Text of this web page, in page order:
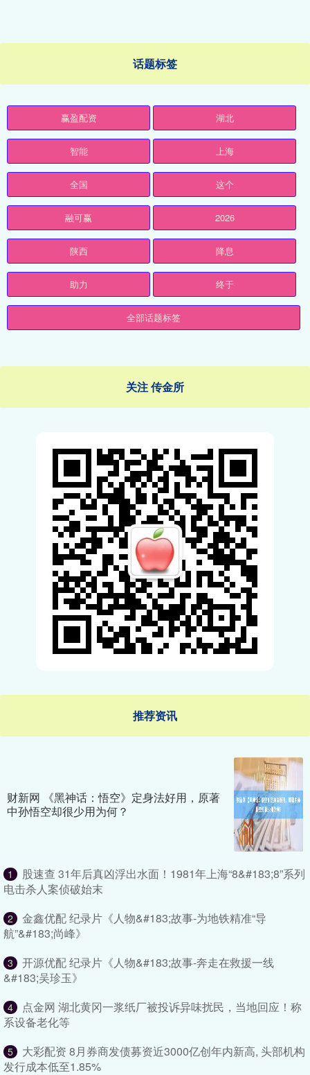
话题标签
赢盈配资 湖北
智能 上海
全国 这个
融可赢 2026
陕西 降息
助力 终于
全部话题标签
关注 传金所
推荐资讯
财新网 《黑神话：悟空》定身法好用，原著
中孙悟空却很少用为何？
1
股速查 31年后真凶浮出水面！1981年上海“8&#183;8”系列
电击杀人案侦破始末
2
金鑫优配 纪录片《人物&#183;故事-为地铁精准“导
航”&#183;尚峰》
3
开源优配 纪录片《人物&#183;故事-奔走在救援一线
&#183;吴珍玉》
4
点金网 湖北黄冈一浆纸厂被投诉异味扰民，当地回应！称
系设备老化等
5
大彩配资 8月券商发债募资近3000亿创年内新高, 头部机构
发行成本低至1.85%